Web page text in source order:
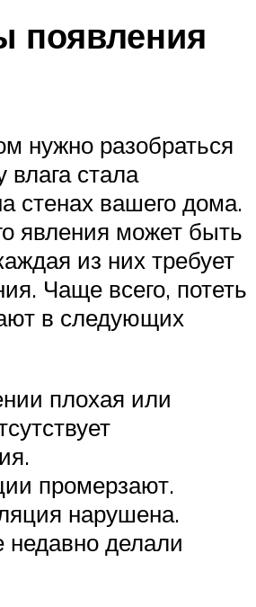
появления
нужно разобраться
влага стала
стенах вашего дома.
явления может быть
из них требует
Чаще всего, потеть
в следующих
плохая или
промерзают.
нарушена.
недавно делали